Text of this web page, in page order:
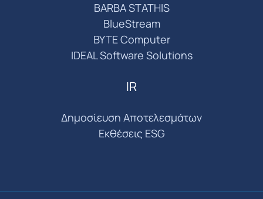
BARBA STATHIS
BlueStream
BYTE Computer
IDEAL Software Solutions
IR
Δημοσίευση Αποτελεσμάτων
Εκθέσεις ESG